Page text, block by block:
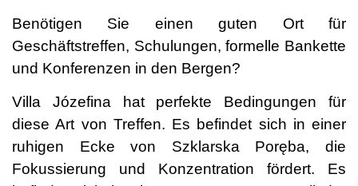
Benötigen Sie einen guten Ort für
Geschäftstreffen, Schulungen, formelle Bankette
und Konferenzen in den Bergen?
Villa Józefina hat perfekte Bedingungen für
diese Art von Treffen. Es befindet sich in einer
ruhigen Ecke von Szklarska Poręba, die
Fokussierung und Konzentration fördert. Es